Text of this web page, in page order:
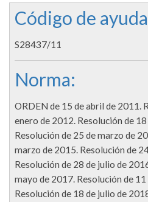
Código de
S28437/11
Norma:
ORDEN de 15 de abril de 2011.
enero de 2012. Resolución de
Resolución de 25 de marzo de
marzo de 2015. Resolución de
Resolución de 28 de julio de
mayo de 2017. Resolución de
Resolución de 18 de julio de